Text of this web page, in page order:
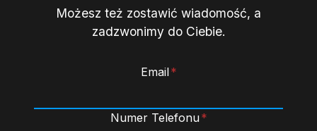
Możesz też zostawić wiadomość, a
zadzwonimy do Ciebie.
Email*
Numer Telefonu*